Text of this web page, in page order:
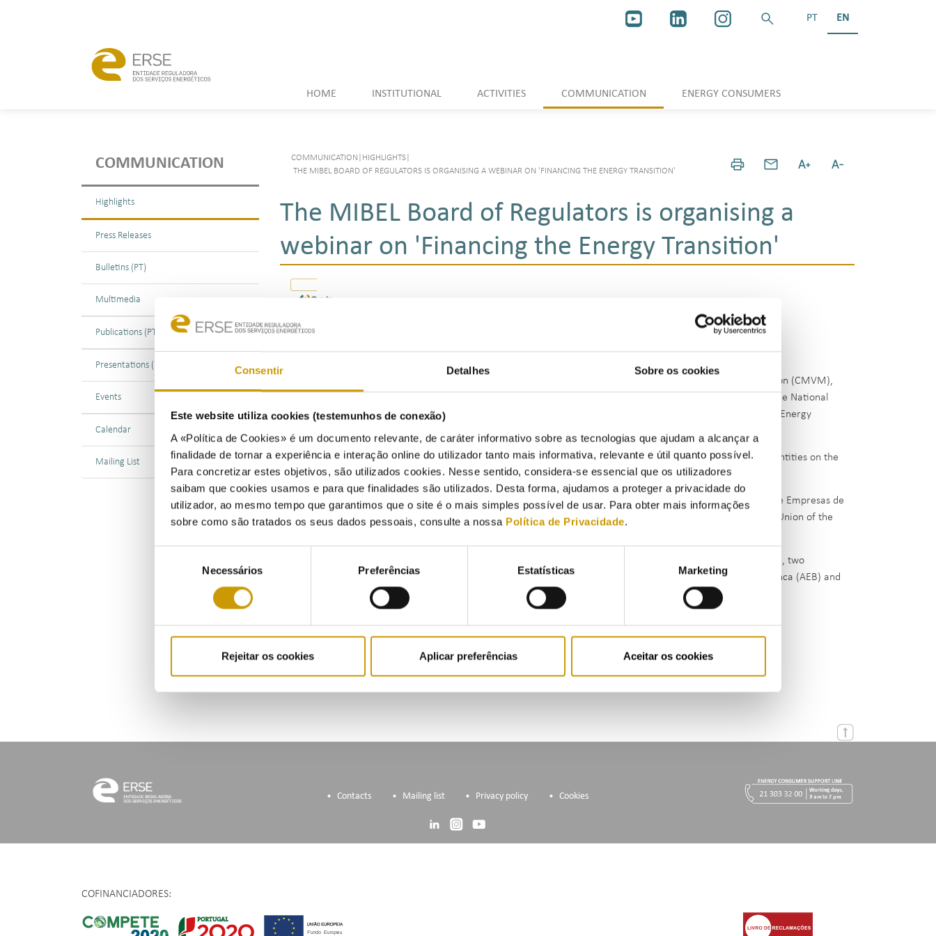
Consentir Detalhes Sobre os cookies
Este website utiliza cookies (testemunhos de conexão)
A «Política de Cookies» é um documento relevante, de caráter informativo sobre as tecnologias que ajudam a alcançar a
finalidade de tornar a experiência e interação online do utilizador tanto mais informativa, relevante e útil quanto possível.
Para concretizar estes objetivos, são utilizados cookies. Nesse sentido, considera-se essencial que os utilizadores
saibam que cookies usamos e para que finalidades são utilizados. Desta forma, ajudamos a proteger a privacidade do
utilizador, ao mesmo tempo que garantimos que o site é o mais simples possível de usar. Para obter mais informações
sobre como são tratados os seus dados pessoais, consulte a nossa Política de Privacidade.
consentimento
Necessários Preferências Estatísticas Marketing
Rejeitar os cookies Aplicar preferências Aceitar os cookies
PT EN
HOME INSTITUTIONAL ACTIVITIES COMMUNICATION ENERGY CONSUMERS
COMMUNICATION
Highlights
Press Releases
Bulletins (PT)
Multimedia
Publications (PT)
Presentations (PT)
Events
Calendar
Mailing List
COMMUNICATION HIGHLIGHTS
THE MIBEL BOARD OF REGULATORS IS ORGANISING A WEBINAR ON 'FINANCING THE ENERGY TRANSITION'
The MIBEL Board of Regulators is organising a
webinar on 'Financing the Energy Transition'
Ouvir
02/12/2025
On 15 December, the MIBEL Board of Regulators — comprising the Portuguese Securities Market Commission (CMVM),
the Energy Services Regulatory Authority (ERSE), the National Securities Market Commission (CNMV), and the National
Commission of Markets and Competition (CNMC) — will be holding a webinar on the topic of 'Financing the Energy
The aim of the Mibel webinar is to hear the perspectives of energy companies and public-private financial entities on the
challenges arising from the energy transition and how to finance it.
The first panel will discuss the perspective of energy company associations, represented by the Asociación de Empresas de
Energía Eléctrica (AELEC), the Associação Portuguesa das Empresas do Sector Eléctrico (ELECPOR) and The Union of the
The second panel will hear from the Instituto de Crédito Oficial (ICO) and Banco Português de Fomento (BPF), two
financing and development banks, as well as the financial institution associations Asociación Española de Banca (AEB) and
Associação Portuguesa de Bancos (APB).
Access theProgramme
Contacts Mailing list Privacy policy Cookies
COFINANCIADORES: